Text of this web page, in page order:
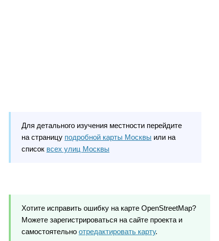
Для детального изучения местности перейдите
на страницу подробной карты Москвы или на
список всех улиц Москвы
Хотите исправить ошибку на карте OpenStreetMap?
Можете зарегистрироваться на сайте проекта и
самостоятельно отредактировать карту.